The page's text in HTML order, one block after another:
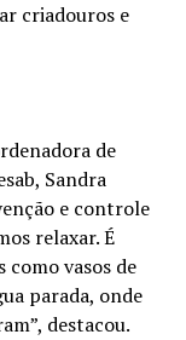
criadouros e
de
Sandra
e controle
relaxar. É
vasos de
parada, onde
destacou.